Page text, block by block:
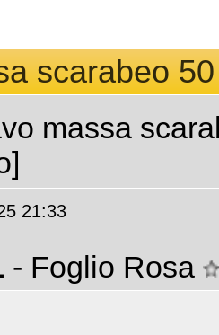
scarabeo
massa
21:33
- Foglio Rosa